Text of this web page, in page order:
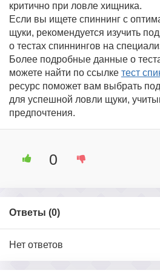
критично при ловле хищника.
Если вы ищете спиннинг с
щуки, рекомендуется изучить
о тестах спиннингов на
Более подробные данные о
можете найти по ссылке тест
ресурс поможет вам выбрать
для успешной ловли щуки,
предпочтения.
0
Ответы (0)
Нет ответов